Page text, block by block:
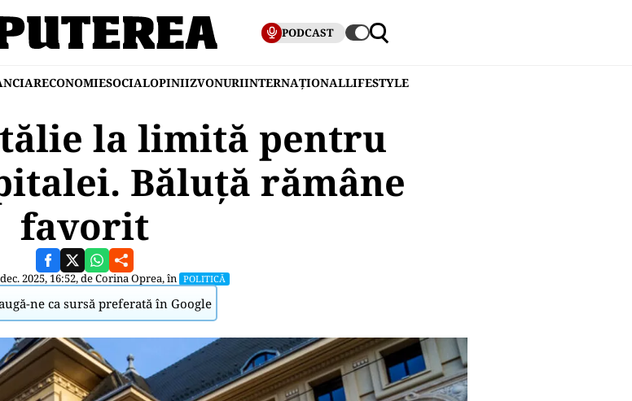
PODCAST
ECONOMIESOCIALOPINIIZVONURIINTERNAȚIONALLIFESTYLE
la limită pentru
Băluță rămâne
favorit
2025, 16:52, deCorina Oprea, în POLITICĂ
ne ca sursă preferată în Google